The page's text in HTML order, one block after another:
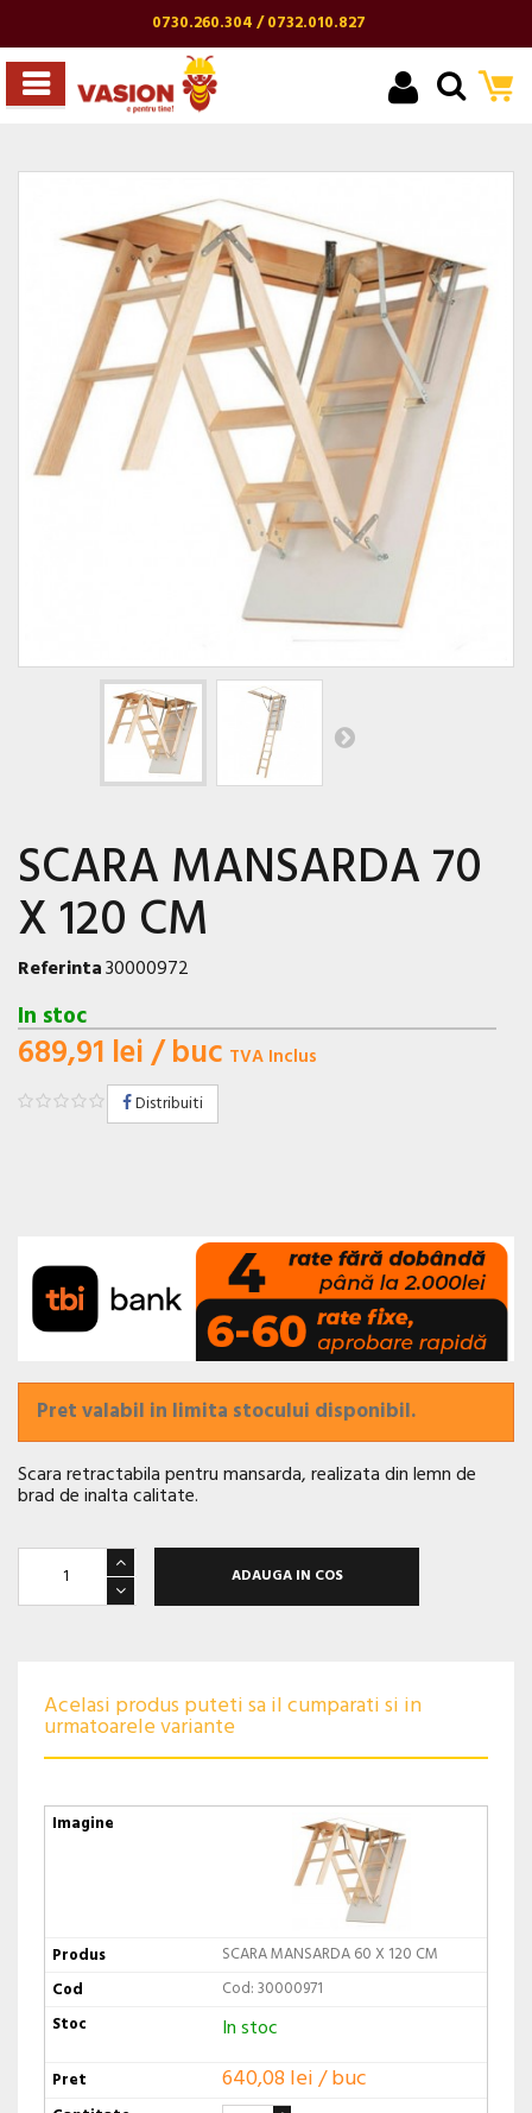
0730.260.304 / 0732.010.827
SCARA MANSARDA 70
X 120 CM
Referinta30000972
In stoc
689,91 lei/ buc TVA Inclus
Distribuiti
Pret valabil in limita stocului disponibil.
Scara retractabila pentru mansarda, realizata din lemn de
brad de inalta calitate.
ADAUGA IN COS
Acelasi produs puteti sa il cumparati si in
urmatoarele variante
SCARA MANSARDA 60 X 120 CM
Cod: 30000971
In stoc
640,08 lei / buc